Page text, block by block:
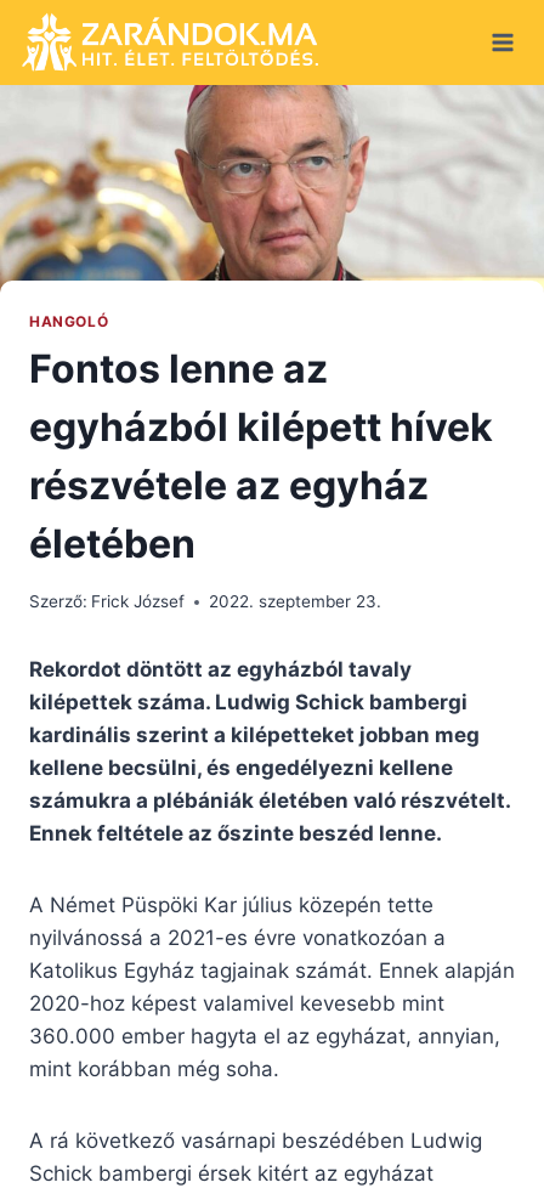
content
HANGOLÓ
Fontos lenne az
egyházból kilépett hívek
részvétele az egyház
életében
Szerző: Frick József 2022. szeptember 23.
Rekordot döntött az egyházból tavaly
kilépettek száma. Ludwig Schick bambergi
kardinális szerint a kilépetteket jobban meg
kellene becsülni, és engedélyezni kellene
számukra a plébániák életében való részvételt.
Ennek feltétele az őszinte beszéd lenne.
A Német Püspöki Kar július közepén tette
nyilvánossá a 2021-es évre vonatkozóan a
Katolikus Egyház tagjainak számát. Ennek alapján
2020-hoz képest valamivel kevesebb mint
360.000 ember hagyta el az egyházat, annyian,
mint korábban még soha.
A rá következő vasárnapi beszédében Ludwig
Schick bambergi érsek kitért az egyházat